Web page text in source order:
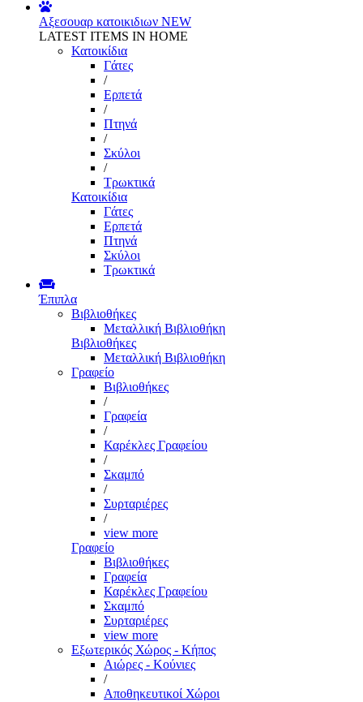
Αξεσουαρ κατοικιδιων NEW
LATEST ITEMS IN HOME
Κατοικίδια
Γάτες
/
Ερπετά
/
Πτηνά
/
Σκύλοι
/
Τρωκτικά
Κατοικίδια
Γάτες
Ερπετά
Πτηνά
Σκύλοι
Τρωκτικά
Έπιπλα
Βιβλιοθήκες
Μεταλλική Βιβλιοθήκη
Βιβλιοθήκες
Μεταλλική Βιβλιοθήκη
Γραφείο
Βιβλιοθήκες
/
Γραφεία
/
Καρέκλες Γραφείου
/
Σκαμπό
/
Συρταριέρες
/
view more
Γραφείο
Βιβλιοθήκες
Γραφεία
Καρέκλες Γραφείου
Σκαμπό
Συρταριέρες
view more
Εξωτερικός Χώρος - Κήπος
Αιώρες - Κούνιες
/
Αποθηκευτικοί Χώροι